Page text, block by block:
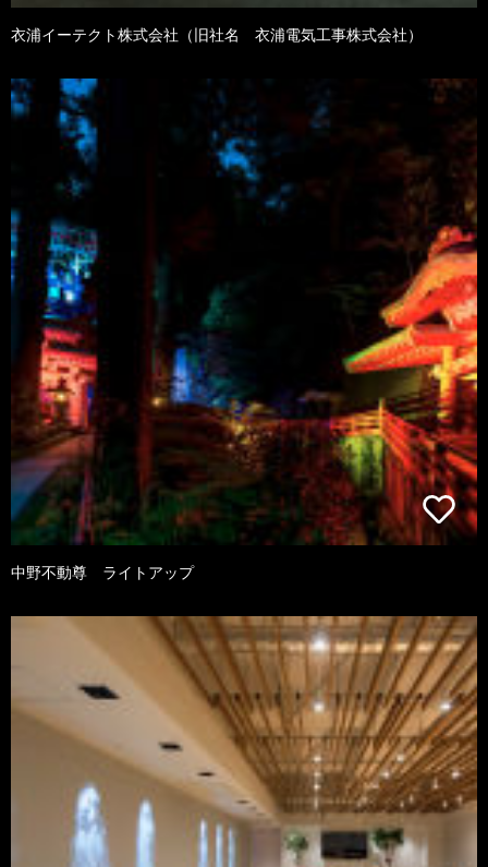
衣浦イーテクト株式会社（旧社名 衣浦電気工事株式会社）
中野不動尊 ライトアップ